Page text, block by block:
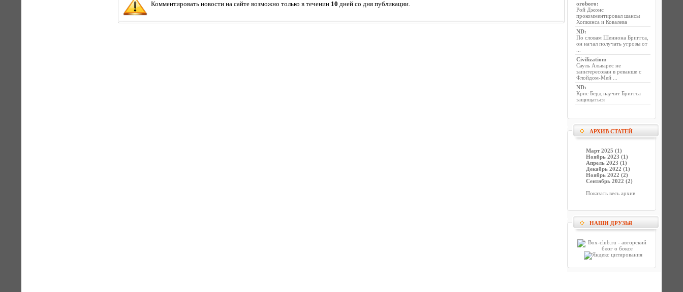
Комментировать новости на сайте возможно только в течении 10 дней со дня публикации.
oroboro:
Рой Джонс
прокомментировал шансы
Хопкинса и Ковалева
ND:
По словам Шеннона Бриггса,
он начал получать угрозы от
Civilization:
Сауль Альварес не
заинтересован в реванше с
Флойдом-Мей ...
ND:
Крис Берд научит Бриггса
защищаться
АРХИВ СТАТЕЙ
Март 2025 (1)
Ноябрь 2023 (1)
Апрель 2023 (1)
Декабрь 2022 (1)
Ноябрь 2022 (2)
Сентябрь 2022 (2)
Показать весь архив
НАШИ ДРУЗЬЯ